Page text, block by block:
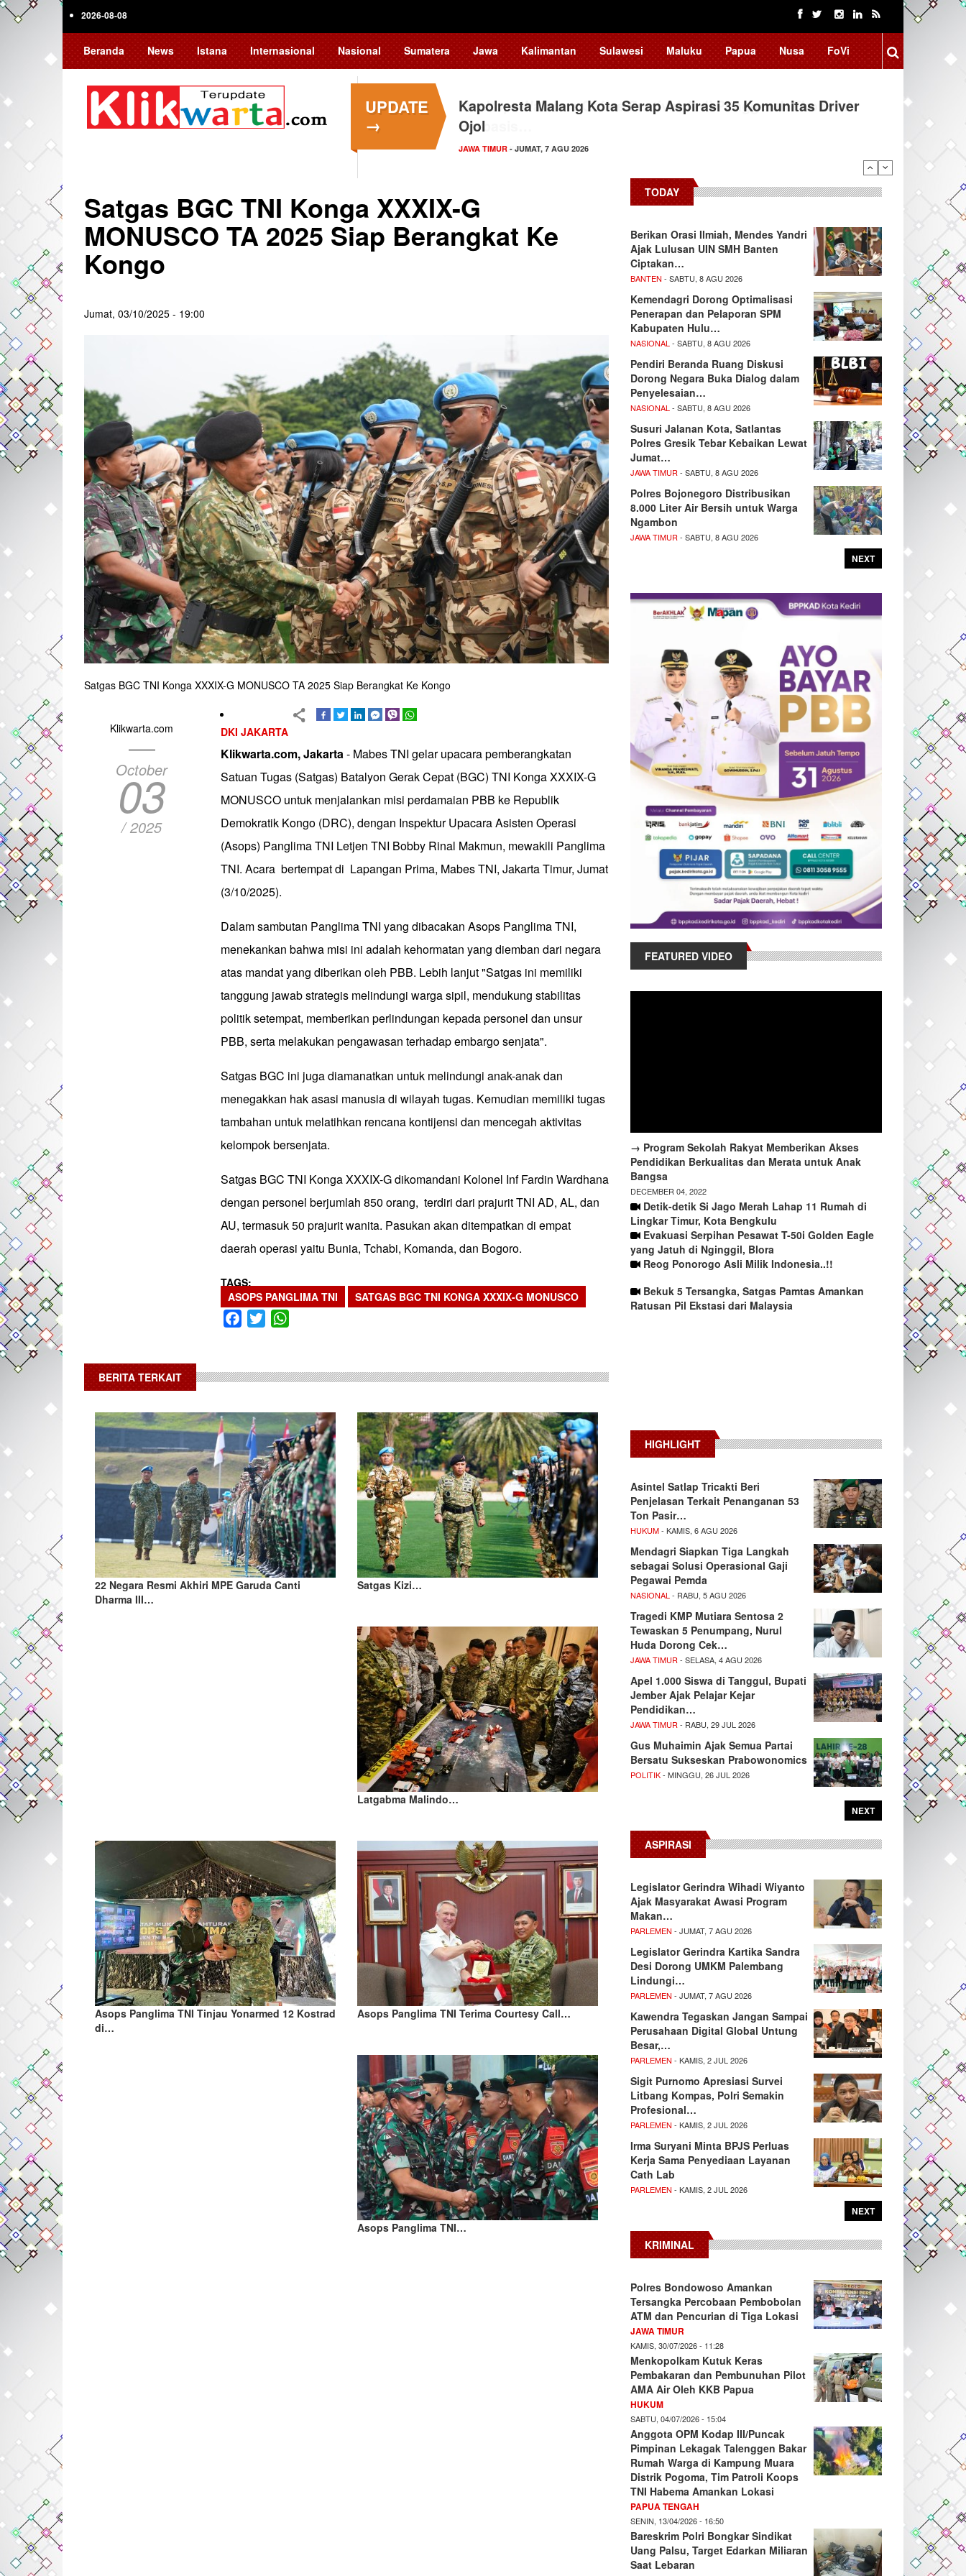
Skip
2026-08-08
Beranda News Istana Internasional Nasional Sumatera Jawa Kalimantan Sulawesi Maluku Papua Nusa FoVi
UPDATE
→
Kapolresta Malang Kota Serap Aspirasi 35 Komunitas Driver
Ojol
JAWA TIMUR - JUMAT, 7 AGU 2026
Satgas BGC TNI Konga XXXIX-G
MONUSCO TA 2025 Siap Berangkat Ke
Kongo
Jumat, 03/10/2025 - 19:00
Satgas BGC TNI Konga XXXIX-G MONUSCO TA 2025 Siap Berangkat Ke Kongo
Klikwarta.com
October
03
/ 2025
DKI JAKARTA
Klikwarta.com, Jakarta- Mabes TNI gelar upacara pemberangkatan
Satuan Tugas (Satgas) Batalyon Gerak Cepat (BGC) TNI Konga XXXIX-G
MONUSCO untuk menjalankan misi perdamaian PBB ke Republik
Demokratik Kongo (DRC), dengan Inspektur Upacara Asisten Operasi
(Asops) Panglima TNI Letjen TNI Bobby Rinal Makmun, mewakili Panglima
TNI. Acara bertempat di Lapangan Prima, Mabes TNI, Jakarta Timur, Jumat
(3/10/2025).
Dalam sambutan Panglima TNI yang dibacakan Asops Panglima TNI,
menekankan bahwa misi ini adalah kehormatan yang diemban dari negara
atas mandat yang diberikan oleh PBB. Lebih lanjut "Satgas ini memiliki
tanggung jawab strategis melindungi warga sipil, mendukung stabilitas
politik setempat, memberikan perlindungan kepada personel dan unsur
PBB, serta melakukan pengawasan terhadap embargo senjata".
Satgas BGC ini juga diamanatkan untuk melindungi anak-anak dan
menegakkan hak asasi manusia di wilayah tugas. Kemudian memiliki tugas
tambahan untuk melatihkan rencana kontijensi dan mencegah aktivitas
kelompok bersenjata.
Satgas BGC TNI Konga XXXIX-G dikomandani Kolonel Inf Fardin Wardhana
dengan personel berjumlah 850 orang, terdiri dari prajurit TNI AD, AL, dan
AU, termasuk 50 prajurit wanita. Pasukan akan ditempatkan di empat
daerah operasi yaitu Bunia, Tchabi, Komanda, dan Bogoro.
TAGS
ASOPS PANGLIMA TNI
SATGAS BGC TNI KONGA XXXIX-G MONUSCO
Facebook
Twitter
BERITA TERKAIT
22 Negara Resmi Akhiri MPE Garuda Canti
Dharma III…
Satgas Kizi…
Latgabma Malindo…
Asops Panglima TNI Tinjau Yonarmed 12 Kostrad
di…
Asops Panglima TNI Terima Courtesy Call…
Asops Panglima TNI…
TODAY
Berikan Orasi Ilmiah, Mendes Yandri
Ajak Lulusan UIN SMH Banten
Ciptakan…
BANTEN - SABTU, 8 AGU 2026
Kemendagri Dorong Optimalisasi
Penerapan dan Pelaporan SPM
Kabupaten Hulu…
NASIONAL - SABTU, 8 AGU 2026
Pendiri Beranda Ruang Diskusi
Dorong Negara Buka Dialog dalam
Penyelesaian…
NASIONAL - SABTU, 8 AGU 2026
Susuri Jalanan Kota, Satlantas
Polres Gresik Tebar Kebaikan Lewat
Jumat…
JAWA TIMUR - SABTU, 8 AGU 2026
Polres Bojonegoro Distribusikan
8.000 Liter Air Bersih untuk Warga
Ngambon
JAWA TIMUR - SABTU, 8 AGU 2026
NEXT
FEATURED VIDEO
→ Program Sekolah Rakyat Memberikan Akses
Pendidikan Berkualitas dan Merata untuk Anak
Bangsa
DECEMBER 04, 2022
Detik-detik Si Jago Merah Lahap 11 Rumah di
Lingkar Timur, Kota Bengkulu
Evakuasi Serpihan Pesawat T-50i Golden Eagle
yang Jatuh di Nginggil, Blora
Reog Ponorogo Asli Milik Indonesia..!!
Bekuk 5 Tersangka, Satgas Pamtas Amankan
Ratusan Pil Ekstasi dari Malaysia
HIGHLIGHT
Asintel Satlap Tricakti Beri
Penjelasan Terkait Penanganan 53
Ton Pasir…
HUKUM- KAMIS, 6 AGU 2026
Mendagri Siapkan Tiga Langkah
sebagai Solusi Operasional Gaji
Pegawai Pemda
NASIONAL - RABU, 5 AGU 2026
Tragedi KMP Mutiara Sentosa 2
Tewaskan 5 Penumpang, Nurul
Huda Dorong Cek…
JAWA TIMUR - SELASA, 4 AGU 2026
Apel 1.000 Siswa di Tanggul, Bupati
Jember Ajak Pelajar Kejar
Pendidikan…
JAWA TIMUR - RABU, 29 JUL 2026
Gus Muhaimin Ajak Semua Partai
Bersatu Sukseskan Prabowonomics
POLITIK- MINGGU, 26 JUL 2026
NEXT
ASPIRASI
Legislator Gerindra Wihadi Wiyanto
Ajak Masyarakat Awasi Program
Makan…
PARLEMEN - JUMAT, 7 AGU 2026
Legislator Gerindra Kartika Sandra
Desi Dorong UMKM Palembang
Lindungi…
PARLEMEN - JUMAT, 7 AGU 2026
Kawendra Tegaskan Jangan Sampai
Perusahaan Digital Global Untung
Besar,…
PARLEMEN - KAMIS, 2 JUL 2026
Sigit Purnomo Apresiasi Survei
Litbang Kompas, Polri Semakin
Profesional…
PARLEMEN - KAMIS, 2 JUL 2026
Irma Suryani Minta BPJS Perluas
Kerja Sama Penyediaan Layanan
Cath Lab
PARLEMEN - KAMIS, 2 JUL 2026
NEXT
KRIMINAL
Polres Bondowoso Amankan
Tersangka Percobaan Pembobolan
ATM dan Pencurian di Tiga Lokasi
JAWA TIMUR
KAMIS, 30/07/2026 - 11:28
Menkopolkam Kutuk Keras
Pembakaran dan Pembunuhan Pilot
AMA Air Oleh KKB Papua
HUKUM
SABTU, 04/07/2026 - 15:04
Anggota OPM Kodap III/Puncak
Pimpinan Lekagak Talenggen Bakar
Rumah Warga di Kampung Muara
Distrik Pogoma, Tim Patroli Koops
TNI Habema Amankan Lokasi
PAPUA TENGAH
SENIN, 13/04/2026 - 16:50
Bareskrim Polri Bongkar Sindikat
Uang Palsu, Target Edarkan Miliaran
Saat Lebaran